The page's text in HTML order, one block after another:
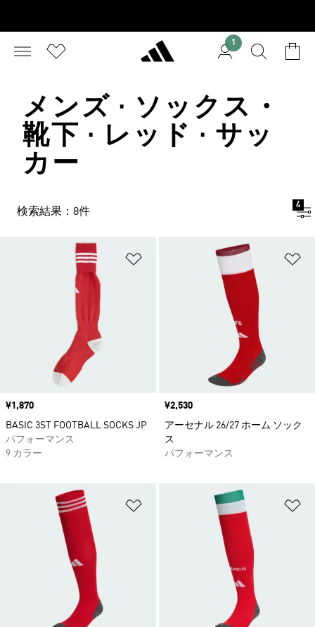
1
メンズ · ソックス・
靴下 · レッド · サッ
カー
検索結果：8件
4
ほしいものリストに追加
価格
¥1,870
BASIC 3ST FOOTBALL SOCKS JP
パフォーマンス
9 カラー
価格
¥2,530
アーセナル 26/27 ホーム ソック
ス
パフォーマンス
ほしいものリストに追加